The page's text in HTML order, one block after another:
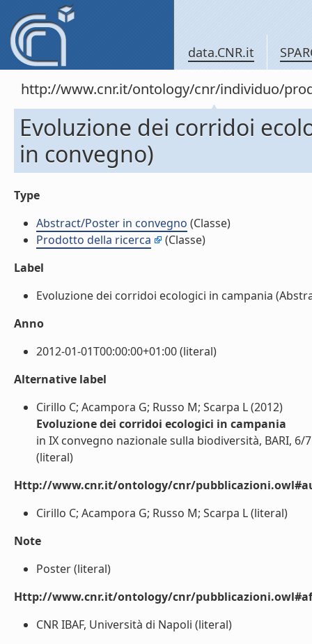
data.CNR.it
http://www.cnr.it/ontology/cnr/individuo/
Evoluzione dei corridoi
in convegno)
Type
Abstract/Poster in convegno (Classe)
Prodotto della ricerca
(Classe)
Label
Evoluzione dei corridoi ecologici in campania
Anno
2012-01-01T00:00:00+01:00 (literal)
Alternative label
Cirillo C; Acampora G; Russo M; Scarpa L (2012)
Evoluzione dei corridoi ecologici in campania
in IX convegno nazionale sulla biodiversità, BARI, 6/
(literal)
Http://www.cnr.it/ontology/cnr/
Cirillo C; Acampora G; Russo M; Scarpa L (literal)
Note
Poster (literal)
Http://www.cnr.it/ontology/cnr/
CNR IBAF, Università di Napoli (literal)